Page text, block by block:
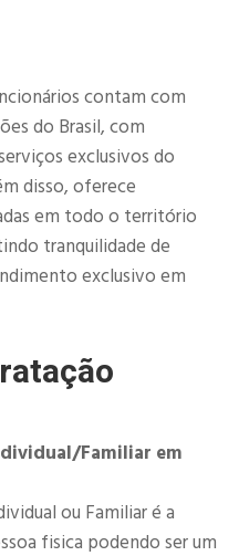
contam com
do Brasil, com
exclusivos do
disso, oferece
em todo o território
tranquilidade de
exclusivo em
Familiar em
ou Familiar é a
fisica podendo ser um